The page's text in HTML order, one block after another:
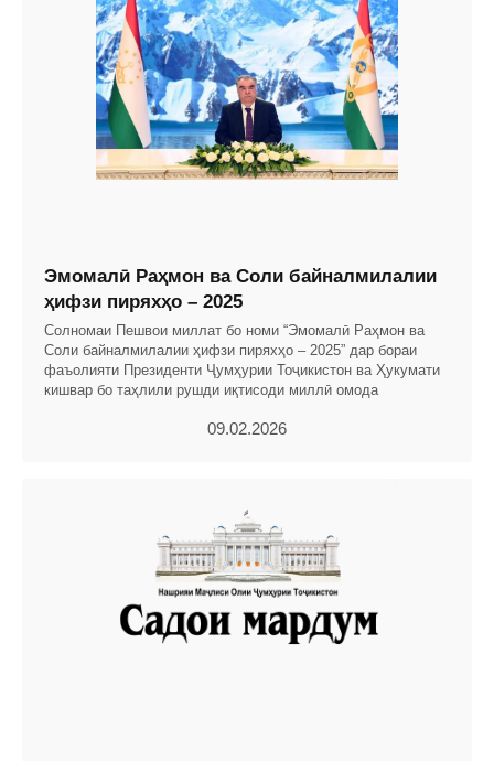
Эмомалӣ Раҳмон ва Соли байналмилалии
ҳифзи пиряхҳо – 2025
Солномаи Пешвои миллат бо номи “Эмомалӣ Раҳмон ва
Соли байналмилалии ҳифзи пиряхҳо – 2025” дар бораи
фаъолияти Президенти Ҷумҳурии Тоҷикистон ва Ҳукумати
кишвар бо таҳлили рушди иқтисоди миллӣ омода
09.02.2026